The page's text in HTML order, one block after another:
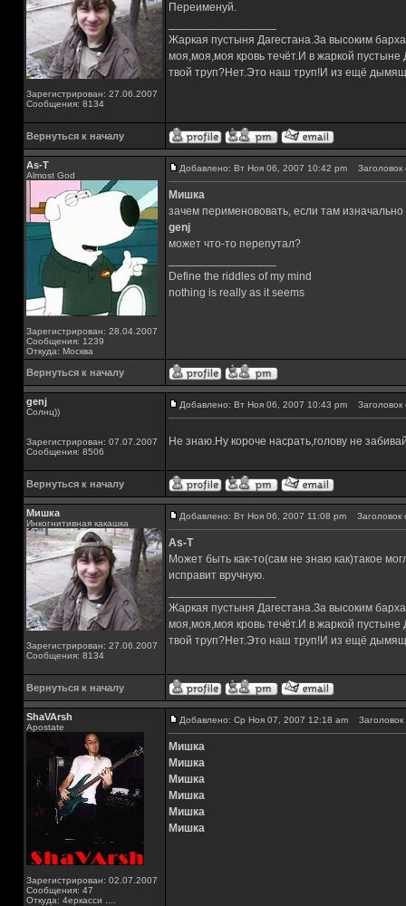
Зарегистрирован: 27.06.2007
Сообщения: 8134
Переименуй.
Жаркая пустыня Дагестана.За высоким
моя,моя,моя кровь течёт.И в жаркой
твой труп?Нет.Это наш труп!И из ещё
Вернуться к началу
As-T
Almost God
Зарегистрирован: 28.04.2007
Сообщения: 1239
Откуда: Москва
Добавлено: Вт Ноя 06, 2007 10:42 pm Заголовок
Мишка
зачем перименововать, если там изначально
genj
может что-то перепутал?
Define the riddles of my mind
nothing is really as it seems
Вернуться к началу
genj
Солнц))
Зарегистрирован: 07.07.2007
Сообщения: 8506
Добавлено: Вт Ноя 06, 2007 10:43 pm Заголовок
Не знаю.Ну короче насрать,голову не
Вернуться к началу
Мишка
Инкогнитивная какашка
Зарегистрирован: 27.06.2007
Сообщения: 8134
Добавлено: Вт Ноя 06, 2007 11:08 pm Заголовок
As-T
Может быть как-то(сам не знаю как)такое
исправит вручную.
Жаркая пустыня Дагестана.За высоким
моя,моя,моя кровь течёт.И в жаркой
твой труп?Нет.Это наш труп!И из ещё
Вернуться к началу
ShaVArsh
Apostate
Зарегистрирован: 02.07.2007
Сообщения: 47
Откуда: 4еркасси ....
Добавлено: Ср Ноя 07, 2007 12:18 am
Мишка
Мишка
Мишка
Мишка
Мишка
Мишка